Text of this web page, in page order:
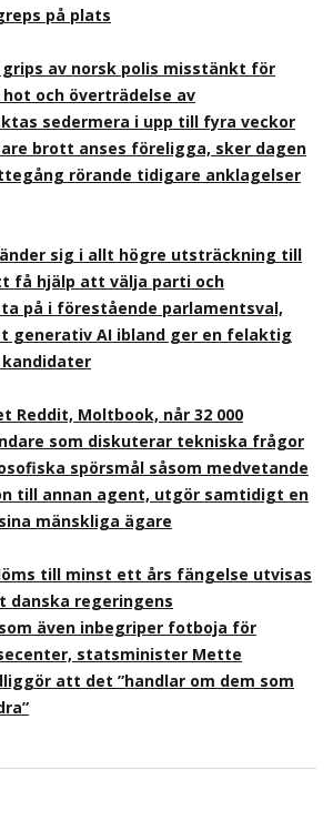
på plats
grips av norsk polis misstänkt för
och överträdelse av
sedermera i upp till fyra veckor
brott anses föreligga, sker dagen
rörande tidigare anklagelser
sig i allt högre utsträckning till
få hjälp att välja parti och
på i förestående parlamentsval,
generativ AI ibland ger en felaktig
Reddit, Moltbook, når 32 000
som diskuterar tekniska frågor
spörsmål såsom medvetande
till annan agent, utgör samtidigt en
mänskliga ägare
till minst ett års fängelse utvisas
regeringens
även inbegriper fotboja för
statsminister Mette
att det ”handlar om dem som